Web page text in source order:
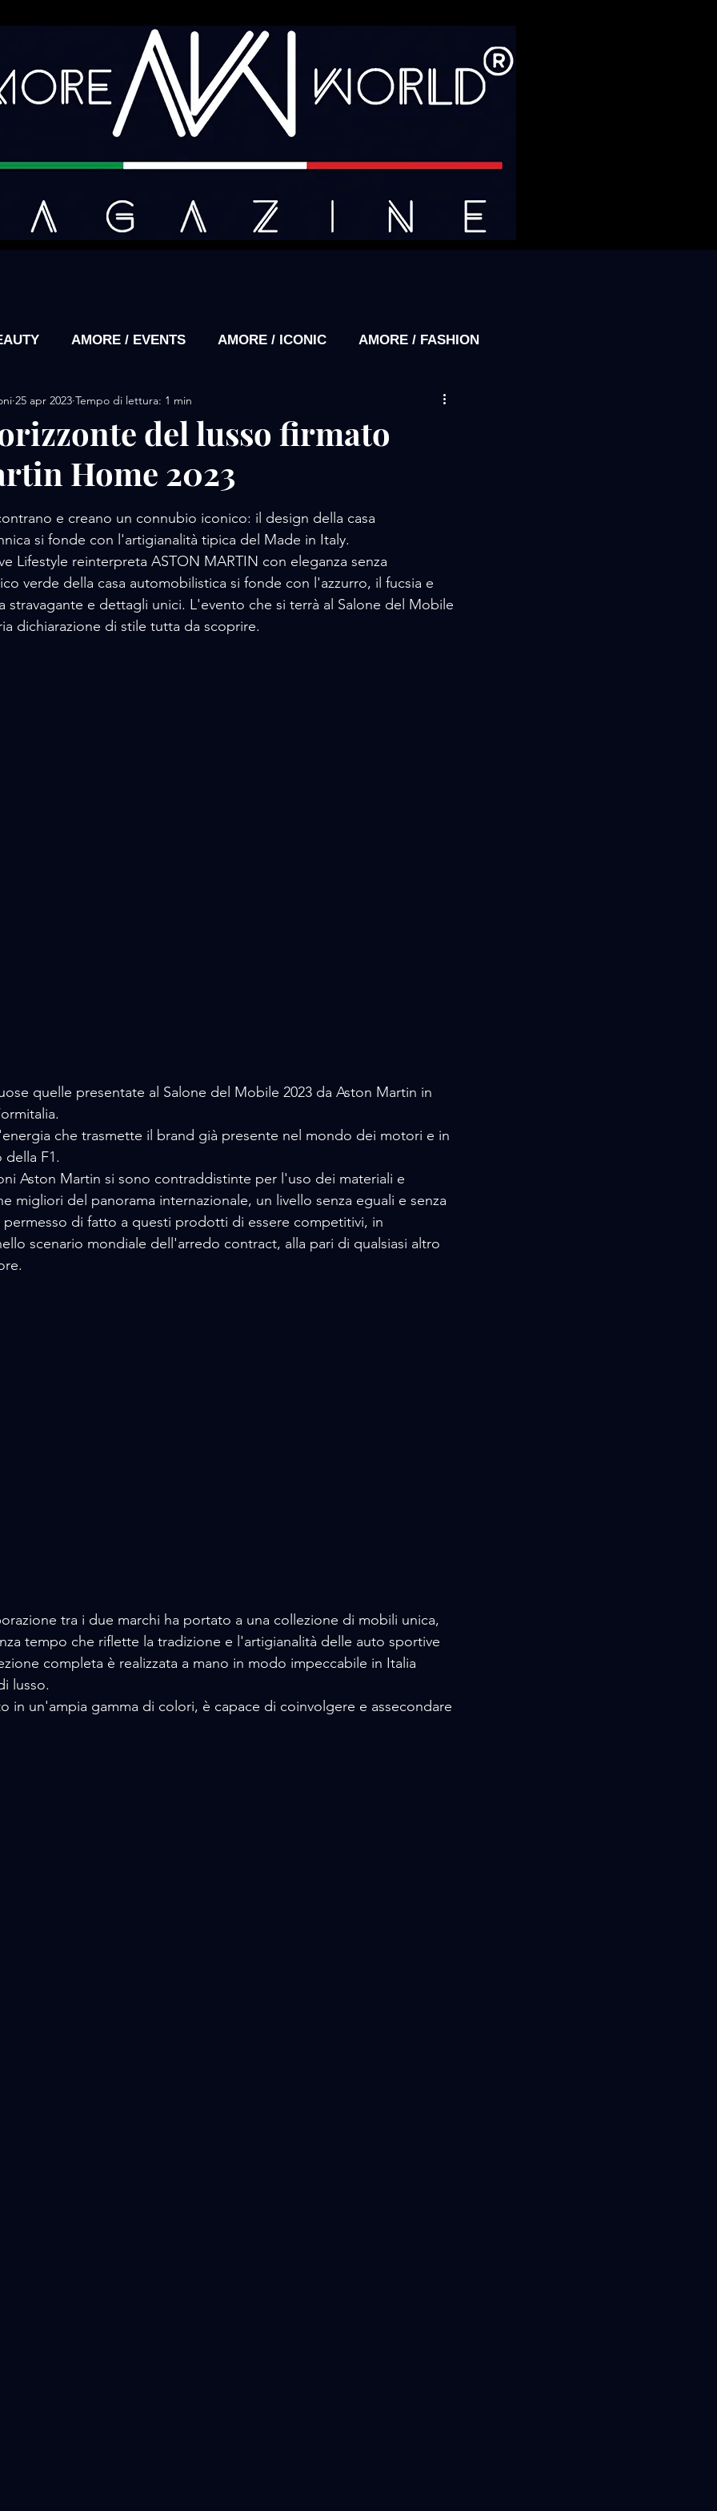
AMORE / EVENTS AMORE / ICONIC AMORE / FASHION
/ DESIGN AMORE / MOTORS / SPORT AMORE / MUSIC
AMORE/ MOVIE AMORE / PERFUME
/ FOOD AMORE / LUXURY WHATCHES AMORE / EVENTS
del lusso firmato
Home 2023
25 apr 2023 Tempo di lettura: 1 min
su 5.
e creano un connubio iconico: il design della casa
si fonde con l'artigianalità tipica del Made in Italy.
Lifestyle reinterpreta ASTON MARTIN con eleganza senza
verde della casa automobilistica si fonde con l'azzurro, il fucsia e
stravagante e dettagli unici. L'evento che si terrà al Salone del Mobile
dichiarazione di stile tutta da scoprire.
quelle presentate al Salone del Mobile 2023 da Aston Martin in
che trasmette il brand già presente nel mondo dei motori e in
F1.
Aston Martin si sono contraddistinte per l'uso dei materiali e
migliori del panorama internazionale, un livello senza eguali e senza
permesso di fatto a questi prodotti di essere competitivi, in
scenario mondiale dell'arredo contract, alla pari di qualsiasi altro
tra i due marchi ha portato a una collezione di mobili unica,
tempo che riflette la tradizione e l'artigianalità delle auto sportive
completa è realizzata a mano in modo impeccabile in Italia
lusso.
in un'ampia gamma di colori, è capace di coinvolgere e assecondare